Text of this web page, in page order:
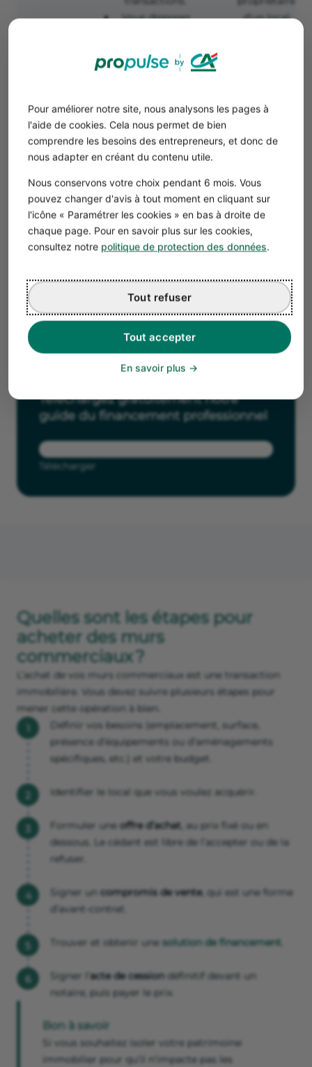
Pour améliorer notre site, nous analysons les pages à
l'aide de cookies. Cela nous permet de bien
comprendre les besoins des entrepreneurs, et donc de
nous adapter en créant du contenu utile.
Nous conservons votre choix pendant 6 mois. Vous
pouvez changer d'avis à tout moment en cliquant sur
l'icône « Paramétrer les cookies » en bas à droite de
chaque page. Pour en savoir plus sur les cookies,
consultez notre politique de protection des données.
Tout accepter
Tout refuser
En savoir plus
Vous disposez
votre local.
Votre bien
Endettement à
court terme.
d’un local
vendre votre
bien.
Téléchargez gratuitement notre
guide du financement professionnel
Télécharger
Quelles sont les étapes pour
acheter des murs
commerciaux ?
L’achat de vos murs commerciaux est une transaction
immobilière. Vous devez suivre plusieurs étapes pour
mener cette opération à bien.
Définir vos besoins (emplacement, surface,
présence d’équipements ou d’aménagements
spécifiques, etc.) et votre budget.
Identifier le local que vous voulez acquérir.
Formuler une offre d’achat , au prix fixé ou en
dessous. Le cédant est libre de l’accepter ou de la
refuser.
Signer un compromis de vente, qui est une forme
d’avant-contrat.
Trouver et obtenir une solution de financement
Signer l’ acte de cession définitif devant un
notaire, puis payer le prix.
Bon à savoir
Si vous souhaitez isoler votre patrimoine
immobilier pour qu’il n’impacte pas les